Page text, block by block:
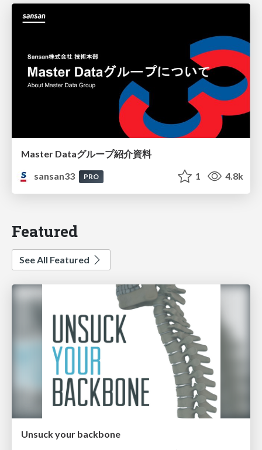
Master Dataグループ紹介資料
sansan33
PRO 1 4.8k
Featured
See All Featured
Unsuck your backbone